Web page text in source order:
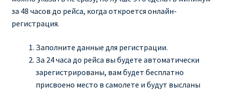
за 48 часов до рейса, когда откроется онлайн-
регистрация.
Заполните данные для регистрации.
За 24 часа до рейса вы будете автоматически
зарегистрированы, вам будет бесплатно
присвоено место в самолете и будут высланы